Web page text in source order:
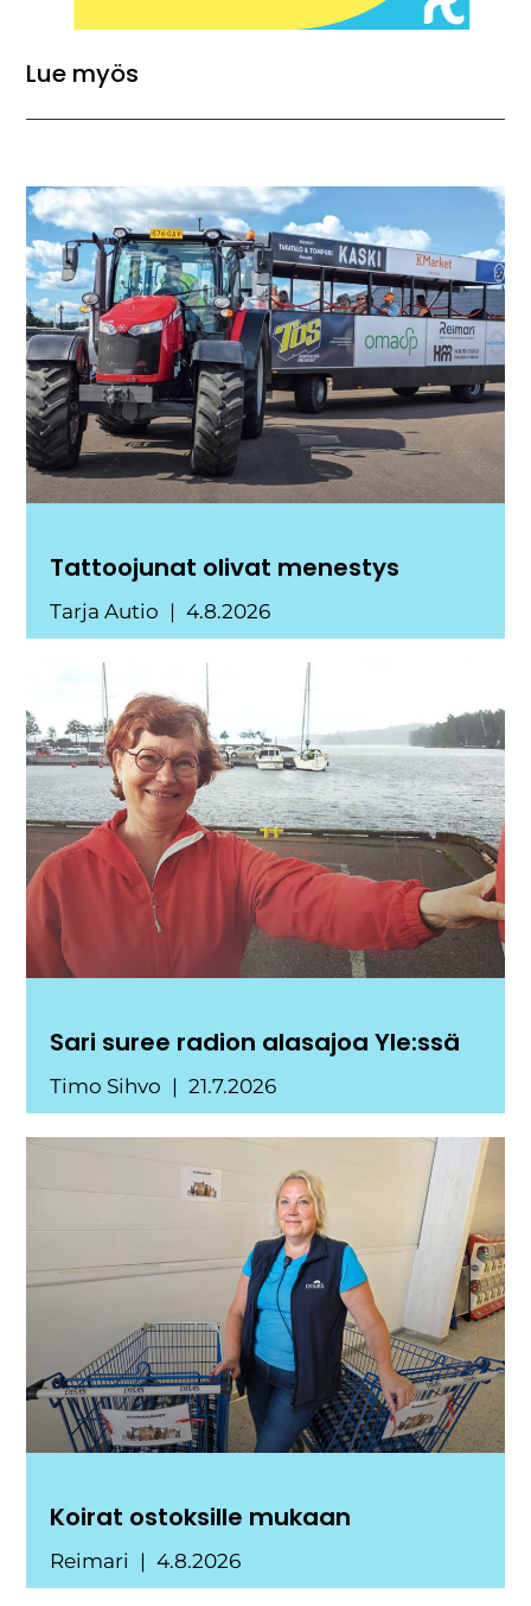
Lue myös
Tattoojunat olivat menestys
Tarja Autio 4.8.2026
Sari suree radion alasajoa Yle:ssä
Timo Sihvo 21.7.2026
Koirat ostoksille mukaan
Reimari 4.8.2026